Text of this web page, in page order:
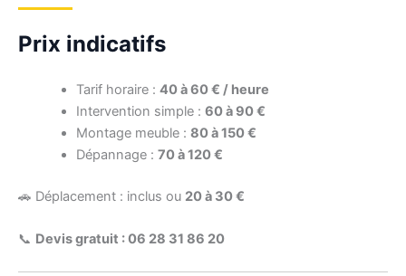
Prix indicatifs
Tarif horaire : 40 à 60 € / heure
Intervention simple : 60 à 90 €
Montage meuble : 80 à 150 €
Dépannage : 70 à 120 €
🚗 Déplacement : inclus ou 20 à 30 €
📞 Devis gratuit : 06 28 31 86 20